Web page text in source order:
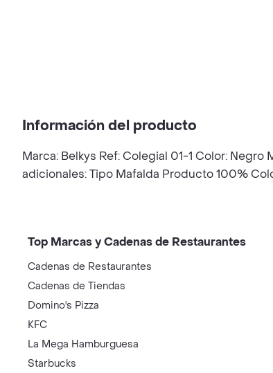
Información del producto
Marca: Belkys Ref: Colegial 01-1 Color:
adicionales: Tipo Mafalda Producto 100%
Top Marcas y Cadenas de Restaurantes
Cadenas de Restaurantes
Cadenas de Tiendas
Domino's Pizza
KFC
La Mega Hamburguesa
Starbucks